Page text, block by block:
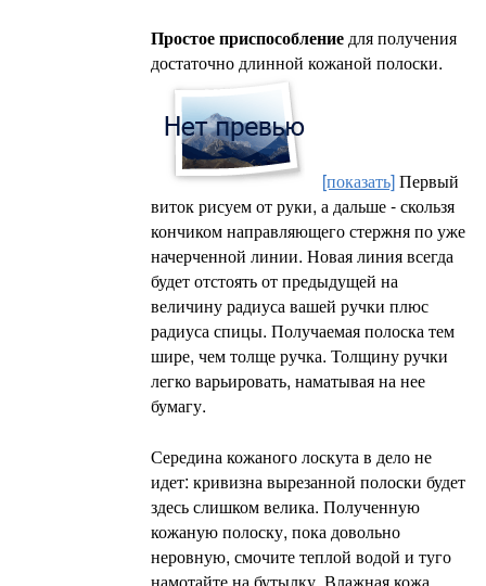
Простое приспособлениедля получения
достаточно длинной кожаной полоски.
[показать]Первый
виток рисуем от руки, а дальше - скользя
кончиком направляющего стержня по уже
начерченной линии. Новая линия всегда
будет отстоять от предыдущей на
величину радиуса вашей ручки плюс
радиуса спицы. Получаемая полоска тем
шире, чем толще ручка. Толщину ручки
легко варьировать, наматывая на нее
бумагу.
Середина кожаного лоскута в дело не
идет: кривизна вырезанной полоски будет
здесь слишком велика. Полученную
кожаную полоску, пока довольно
неровную, смочите теплой водой и туго